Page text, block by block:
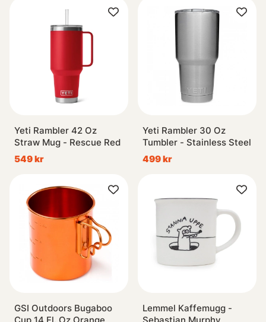
Yeti Rambler 42 Oz
Straw Mug - Rescue Red
549 kr
Yeti Rambler 30 Oz
Tumbler - Stainless Steel
499 kr
GSI Outdoors Bugaboo
Cup 14 Fl. Oz Orange
Lemmel Kaffemugg -
Sebastian Murphy